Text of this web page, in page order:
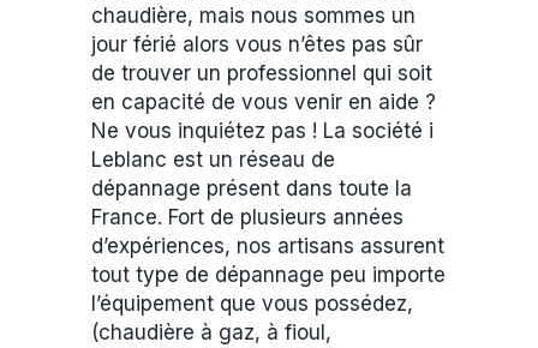
chaudière, mais nous sommes un
jour férié alors vous n’êtes pas sûr
de trouver un professionnel qui soit
en capacité de vous venir en aide ?
Ne vous inquiétez pas ! La société i
Leblanc est un réseau de
dépannage présent dans toute la
France. Fort de plusieurs années
d’expériences, nos artisans assurent
tout type de dépannage peu importe
l’équipement que vous possédez,
(chaudière à gaz, à fioul,